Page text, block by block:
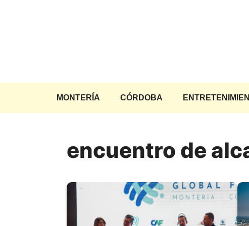
MONTERÍA CÓRDOBA
encuentro de